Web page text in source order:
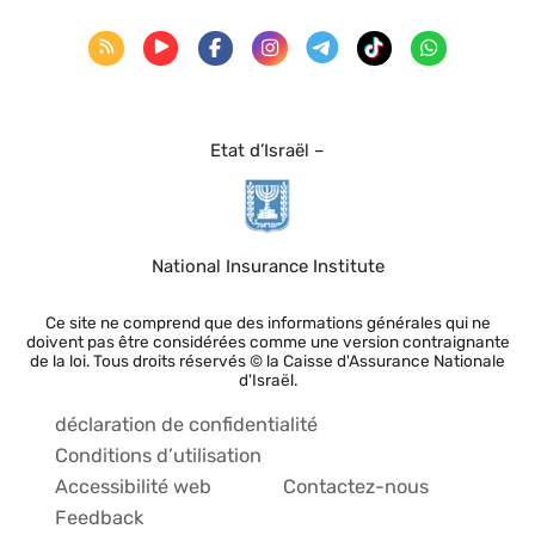
Etat d’Israël –
National Insurance Institute
Ce site ne comprend que des informations générales qui ne
doivent pas être considérées comme une version contraignante
de la loi. Tous droits réservés © la Caisse d'Assurance Nationale
d'Israël.
déclaration de confidentialité
Conditions d’utilisation
Accessibilité web
Contactez-nous
Feedback